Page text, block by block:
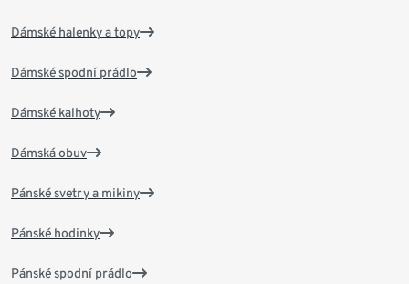
Dámské halenky a topy
Dámské spodní prádlo
Dámské kalhoty
Dámská obuv
Pánské svetry a mikiny
Pánské hodinky
Pánské spodní prádlo